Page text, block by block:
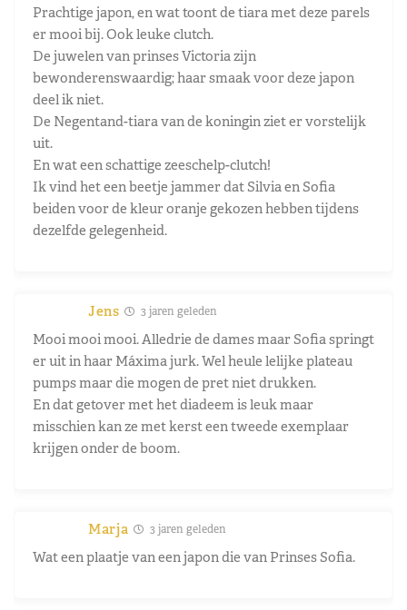
Prachtige japon, en wat toont de tiara met deze parels
er mooi bij. Ook leuke clutch.
De juwelen van prinses Victoria zijn
bewonderenswaardig; haar smaak voor deze japon
deel ik niet.
De Negentand-tiara van de koningin ziet er vorstelijk
uit.
En wat een schattige zeeschelp-clutch!
Ik vind het een beetje jammer dat Silvia en Sofia
beiden voor de kleur oranje gekozen hebben tijdens
dezelfde gelegenheid.
Jens 3 jaren geleden
Mooi mooi mooi. Alledrie de dames maar Sofia springt
er uit in haar Máxima jurk. Wel heule lelijke plateau
pumps maar die mogen de pret niet drukken.
En dat getover met het diadeem is leuk maar
misschien kan ze met kerst een tweede exemplaar
krijgen onder de boom.
Marja 3 jaren geleden
Wat een plaatje van een japon die van Prinses Sofia.